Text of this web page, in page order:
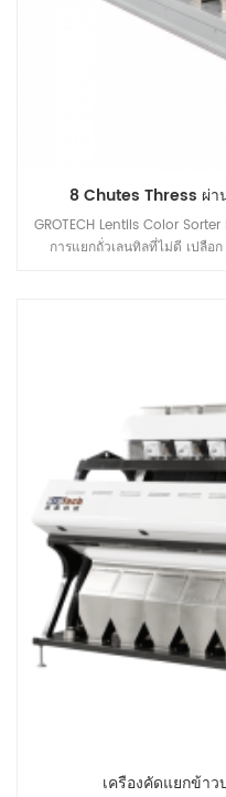
8 Chutes Thress ผ่า
GROTECH Lentils Color
การแยกถั่วเลนทิลที่ไม่ดี เปลือ
เครื่องคัดแยกข้า